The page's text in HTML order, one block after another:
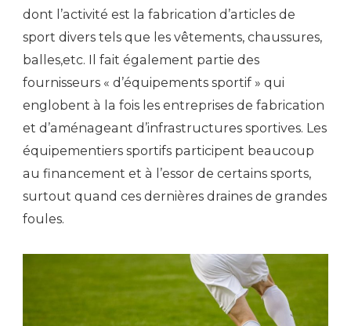
dont l’activité est la fabrication d’articles de
sport divers tels que les vêtements, chaussures,
balles,etc. Il fait également partie des
fournisseurs « d’équipements sportif » qui
englobent à la fois les entreprises de fabrication
et d’aménageant d’infrastructures sportives. Les
équipementiers sportifs participent beaucoup
au financement et à l’essor de certains sports,
surtout quand ces dernières draines de grandes
foules.